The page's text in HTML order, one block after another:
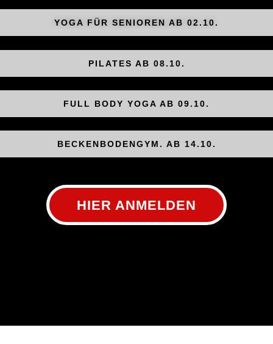
YOGA FÜR SENIOREN AB 02.10.
PILATES AB 08.10.
FULL BODY YOGA AB 09.10.
BECKENBODENGYM. AB 14.10.
HIER ANMELDEN